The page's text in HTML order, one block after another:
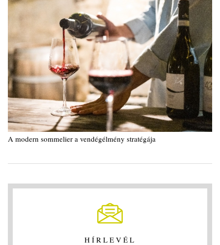
A modern sommelier a vendégélmény stratégája
HÍRLEVÉL